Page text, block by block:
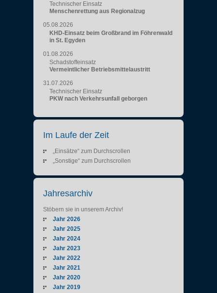
Technischer Einsatz
Menschenrettung aus Regionalzug
05.08.2026
KHD-Einsatz beim Großbrand im Föhrenwald
in St. Egyden
01.08.2026
Schadstoffeinsatz
Vermeintlicher Betriebsmittelaustritt
31.07.2026
Technischer Einsatz
PKW nach Verkehrsunfall geborgen
Im Laufe der Zeit
„Einsätze“ zum Durchscrollen
„Sonstige“ zum Durchscrollen
Jahresarchiv
Stöbern sie in unserem Archiv!
Jahr 2026
Jahr 2025
Jahr 2024
Jahr 2023
Jahr 2022
Jahr 2021
Jahr 2020
Jahr 2019